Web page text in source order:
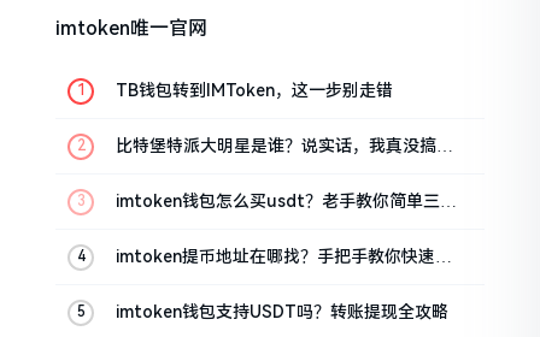
imtoken唯一官网
TB钱包转到IMToken，这一步别走错
比特堡特派大明星是谁？说实话，我真没搞明
imtoken钱包怎么买usdt？老手教你简单三步
imtoken提币地址在哪找？手把手教你快速查
imtoken钱包支持USDT吗？转账提现全攻略